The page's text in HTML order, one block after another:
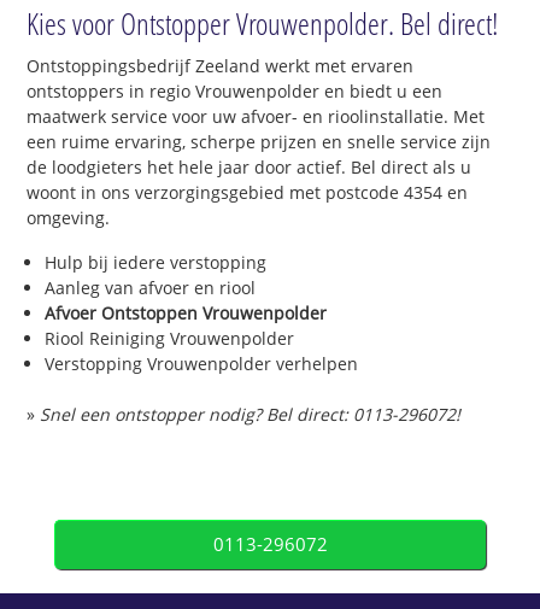
Kies voor Ontstopper Vrouwenpolder. Bel direct!
Ontstoppingsbedrijf Zeeland werkt met ervaren
ontstoppers in regio Vrouwenpolder en biedt u een
maatwerk service voor uw afvoer- en rioolinstallatie. Met
een ruime ervaring, scherpe prijzen en snelle service zijn
de loodgieters het hele jaar door actief. Bel direct als u
woont in ons verzorgingsgebied met postcode 4354 en
omgeving.
Hulp bij iedere verstopping
Aanleg van afvoer en riool
Afvoer Ontstoppen Vrouwenpolder
Riool Reiniging Vrouwenpolder
Verstopping Vrouwenpolder verhelpen
» Snel een ontstopper nodig? Bel direct: 0113-296072!
0113-296072